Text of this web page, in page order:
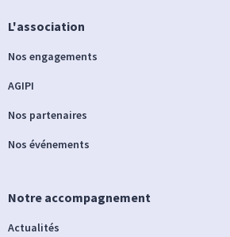
L'association
Nos engagements
AGIPI
Nos partenaires
Nos événements
Notre accompagnement
Actualités